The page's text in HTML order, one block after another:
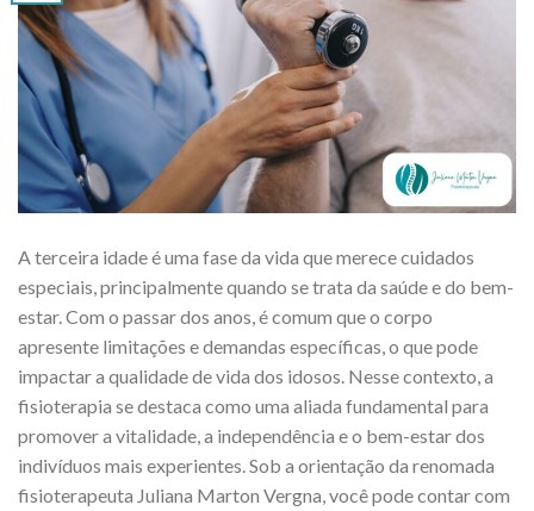
A terceira idade é uma fase da vida que merece cuidados
especiais, principalmente quando se trata da saúde e do bem-
estar. Com o passar dos anos, é comum que o corpo
apresente limitações e demandas específicas, o que pode
impactar a qualidade de vida dos idosos. Nesse contexto, a
fisioterapia se destaca como uma aliada fundamental para
promover a vitalidade, a independência e o bem-estar dos
indivíduos mais experientes. Sob a orientação da renomada
fisioterapeuta Juliana Marton Vergna, você pode contar com